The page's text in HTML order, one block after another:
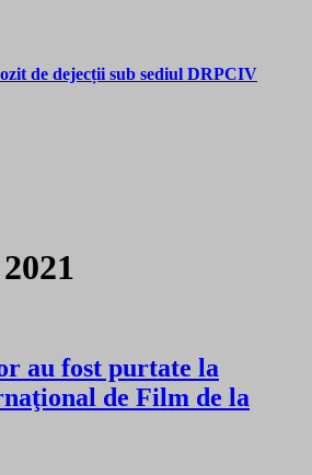
de dejecții sub sediul DRPCIV
au fost purtate la
de Film de la